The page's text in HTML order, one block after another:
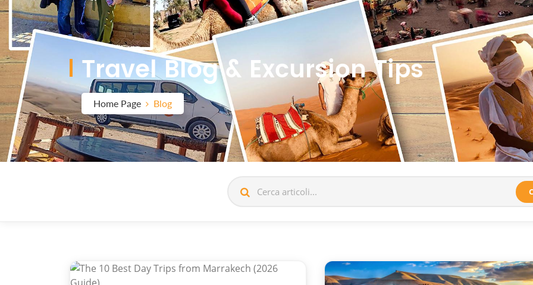
Travel Blog & Excursion Tips
Home Page Blog